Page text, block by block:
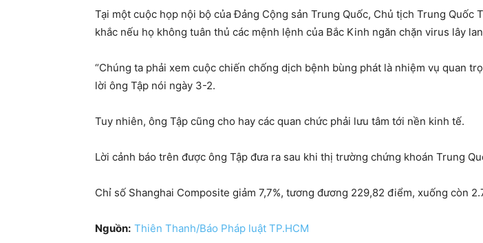
Tại một cuộc họp nội bộ của Đảng Cộng sản Trung Quốc, Chủ tịch Trung
khắc nếu họ không tuân thủ các mệnh lệnh của Bắc Kinh ngăn chặn virus lây
“Chúng ta phải xem cuộc chiến chống dịch bệnh bùng phát là nhiệm vụ quan
lời ông Tập nói ngày 3-2.
Tuy nhiên, ông Tập cũng cho hay các quan chức phải lưu tâm tới nền kinh tế.
Lời cảnh báo trên được ông Tập đưa ra sau khi thị trường chứng khoán Trung
Chỉ số Shanghai Composite giảm 7,7%, tương đương 229,82 điểm, xuống còn
Nguồn: Thiên Thanh/Báo Pháp luật TP.HCM